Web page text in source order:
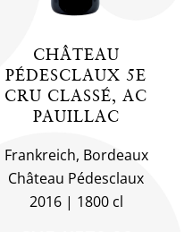
CHÂTEAU
PÉDESCLAUX 5E
CRU CLASSÉ, AC
PAUILLAC
Frankreich, Bordeaux
Château Pédesclaux
2016
1800 cl